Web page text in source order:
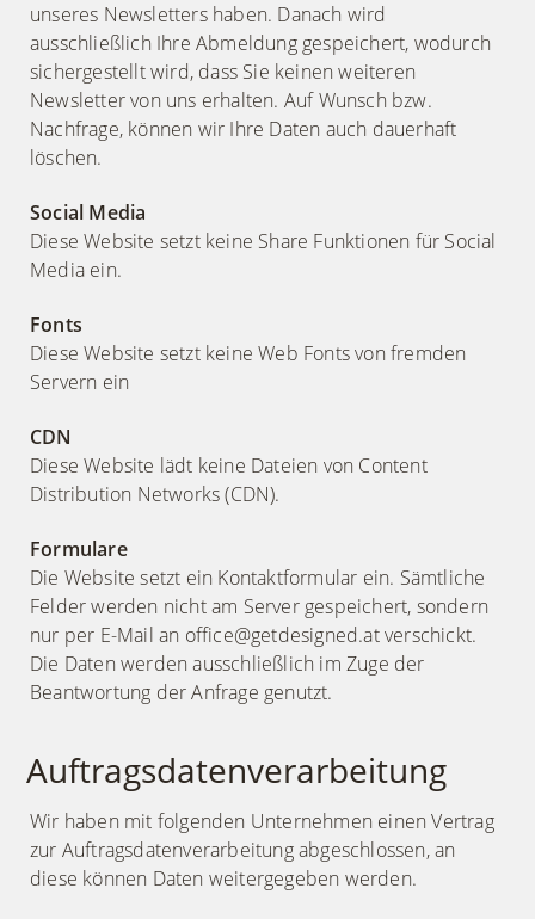
unseres Newsletters haben. Danach wird
ausschließlich Ihre Abmeldung gespeichert, wodurch
sichergestellt wird, dass Sie keinen weiteren
Newsletter von uns erhalten. Auf Wunsch bzw.
Nachfrage, können wir Ihre Daten auch dauerhaft
löschen.
Social Media
Diese Website setzt keine Share Funktionen für Social
Media ein.
Fonts
Diese Website setzt keine Web Fonts von fremden
Servern ein
CDN
Diese Website lädt keine Dateien von Content
Distribution Networks (CDN).
Formulare
Die Website setzt ein Kontaktformular ein. Sämtliche
Felder werden nicht am Server gespeichert, sondern
nur per E-Mail an office@getdesigned.at verschickt.
Die Daten werden ausschließlich im Zuge der
Beantwortung der Anfrage genutzt.
Auftragsdatenverarbeitung
Wir haben mit folgenden Unternehmen einen Vertrag
zur Auftragsdatenverarbeitung abgeschlossen, an
diese können Daten weitergegeben werden.